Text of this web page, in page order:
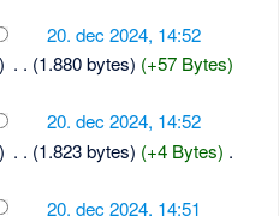
20. dec 2024, 14:52
. . (1.880 bytes) (+57 Bytes)
20. dec 2024, 14:52
. . (1.823 bytes) (+4 Bytes) .
20. dec 2024, 14:51